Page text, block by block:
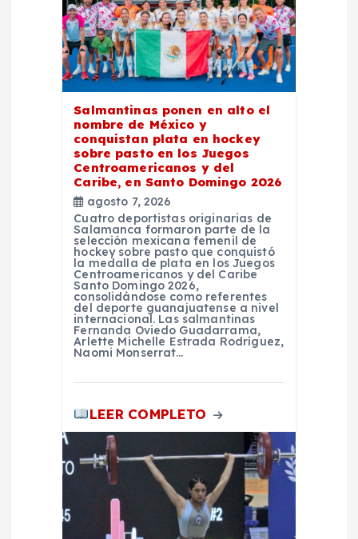
Salmantinas ponen en alto el
nombre de México y
conquistan plata en hockey
sobre pasto en los Juegos
Centroamericanos y del
Caribe, en Santo Domingo 2026
agosto 7, 2026
Cuatro deportistas originarias de
Salamanca formaron parte de la
selección mexicana femenil de
hockey sobre pasto que conquistó
la medalla de plata en los Juegos
Centroamericanos y del Caribe
Santo Domingo 2026,
consolidándose como referentes
del deporte guanajuatense a nivel
internacional. Las salmantinas
Fernanda Oviedo Guadarrama,
Arlette Michelle Estrada Rodríguez,
Naomi Monserrat…
LEER COMPLETO